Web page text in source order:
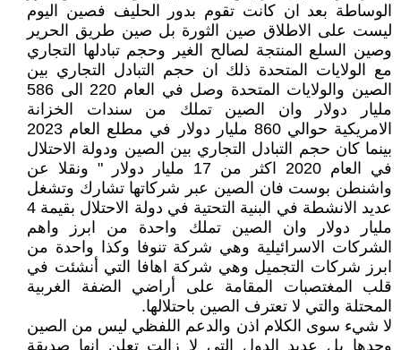
الوساطة بعد ان كانت تقوم بدور الحليف فصين اليوم
ليست على الاطلاق صين الثورة بل صين طريق الحرير
وصين السلع المنتجة لصالح الغير وحجم تبادلها التجاري
مع الولايات المتحدة ذلك ان حجم التبادل التجاري بين
الصين والولايات المتحدة وصل في العام 220 الى 586
مليار دولار وان الصين تملك من سندات الخزانة
الامريكية حوالي 860 مليار دولار في مطلع العام 2023
بينما كان حجم التبادل التجاري بين الصين ودولة الاحتلال
في العام 2020 اكثر من 17 مليار دولار " ونقلا عن
واشنطن بوست فان الصين عبر شركاتها تشارك وتشغل
عديد الانشطة في البنية التحتية في دولة الاحتلال بقيمة 4
مليار دولار وان الصين تملك واحدة من ابرز واهم
الشركات الاسرائيلية وهي شركة تنوفا وكذا واحدة من
ابرز شركات التجميل وهي شركة اهافا التي أنشئت في
قلب المغتصبات المقامة على أراضي الضفة الغربية
المحتلة والتي لا تعترف الصين باحتلالها.
لا شيء سوى الكلام اذن والدعم اللفظي ليس من الصين
وحدها بل عديد الدول التي لا زالت تعلن انها صديقة